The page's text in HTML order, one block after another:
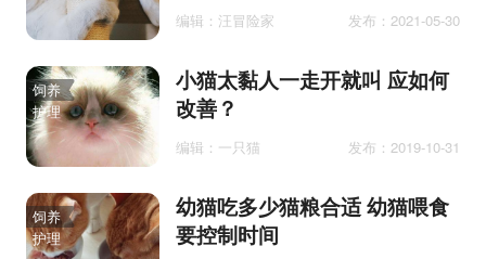
编辑：汪冒险家 发布：2021-05-30
饲养
护理
小猫太黏人一走开就叫 应如何
改善？
编辑：一只猫 发布：2019-10-31
饲养
护理
幼猫吃多少猫粮合适 幼猫喂食
要控制时间